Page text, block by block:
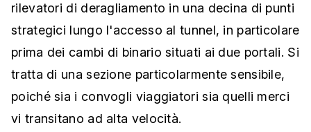
rilevatori di deragliamento in una decina di punti
strategici lungo l'accesso al tunnel, in particolare
prima dei cambi di binario situati ai due portali. Si
tratta di una sezione particolarmente sensibile,
poiché sia i convogli viaggiatori sia quelli merci
vi transitano ad alta velocità.